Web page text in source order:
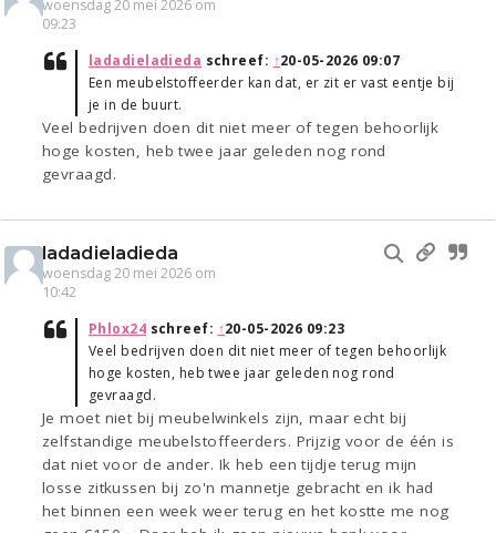
woensdag 20 mei 2026 om
09:23
ladadieladieda schreef: ↑20-05-2026 09:07
Een meubelstoffeerder kan dat, er zit er vast eentje bij
je in de buurt.
Veel bedrijven doen dit niet meer of tegen behoorlijk
hoge kosten, heb twee jaar geleden nog rond
gevraagd.
ladadieladieda
woensdag 20 mei 2026 om
10:42
Phlox24 schreef: ↑20-05-2026 09:23
Veel bedrijven doen dit niet meer of tegen behoorlijk
hoge kosten, heb twee jaar geleden nog rond
gevraagd.
Je moet niet bij meubelwinkels zijn, maar echt bij
zelfstandige meubelstoffeerders. Prijzig voor de één is
dat niet voor de ander. Ik heb een tijdje terug mijn
losse zitkussen bij zo'n mannetje gebracht en ik had
het binnen een week weer terug en het kostte me nog